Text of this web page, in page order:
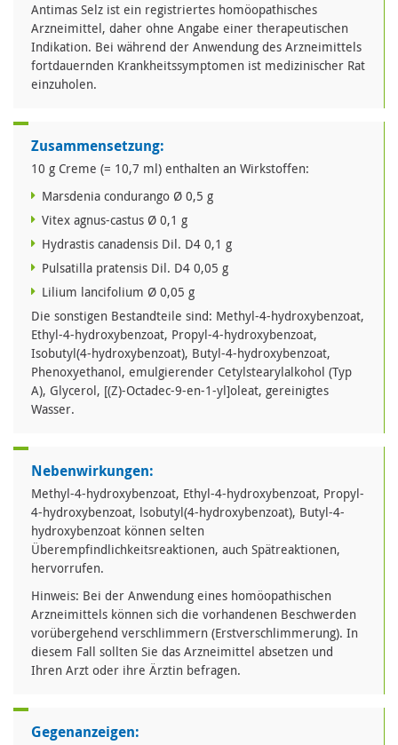
Antimas Selz ist ein registriertes homöopathisches
Arzneimittel, daher ohne Angabe einer therapeutischen
Indikation. Bei während der Anwendung des Arzneimittels
fortdauernden Krankheitssymptomen ist medizinischer Rat
einzuholen.
Zusammensetzung:
10 g Creme (= 10,7 ml) enthalten an Wirkstoffen:
Marsdenia condurango Ø 0,5 g
Vitex agnus-castus Ø 0,1 g
Hydrastis canadensis Dil. D4 0,1 g
Pulsatilla pratensis Dil. D4 0,05 g
Lilium lancifolium Ø 0,05 g
Die sonstigen Bestandteile sind: Methyl-4-hydroxybenzoat,
Ethyl-4-hydroxybenzoat, Propyl-4-hydroxybenzoat,
Isobutyl(4-hydroxybenzoat), Butyl-4-hydroxybenzoat,
Phenoxyethanol, emulgierender Cetylstearylalkohol (Typ
A), Glycerol, [(Z)-Octadec-9-en-1-yl]oleat, gereinigtes
Wasser.
Nebenwirkungen:
Methyl-4-hydroxybenzoat, Ethyl-4-hydroxybenzoat, Propyl-
4-hydroxybenzoat, lsobutyl(4-hydroxybenzoat), Butyl-4-
hydroxybenzoat können selten
Überempfindlichkeitsreaktionen, auch Spätreaktionen,
hervorrufen.
Hinweis: Bei der Anwendung eines homöopathischen
Arzneimittels können sich die vorhandenen Beschwerden
vorübergehend verschlimmern (Erstverschlimmerung). In
diesem Fall sollten Sie das Arzneimittel absetzen und
Ihren Arzt oder ihre Ärztin befragen.
Gegenanzeigen: